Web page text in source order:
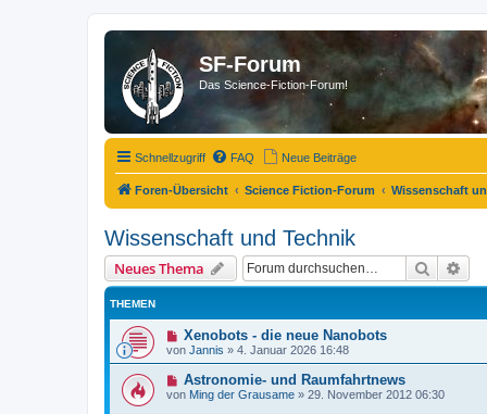
SF-Forum
Das Science-Fiction-Forum!
Schnellzugriff FAQ Neue Beiträge
Foren-Übersicht Science Fiction-Forum Wissenschaft
Wissenschaft und Technik
Neues Thema Suche
THEMEN
Xenobots - die neue Nanobots
von Jannis » 4. Januar 2026 16:48
Astronomie- und Raumfahrtnews
von Ming der Grausame » 29. November 2012 06:30